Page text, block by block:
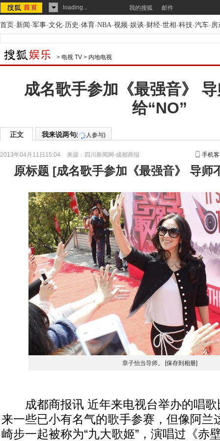
loading... 我的搜狐 邮件
首页-新闻-军事-文化-历史-体育-NBA-视频-娱谈-财经-世相-科技-汽车-房
> 电视 TV > 内地电视
成名歌手参加《最强音》
给“NO”
正文 我来说两句( 人参与)
2013年04月11日15:04 来源： 四川新闻网-成都商报 手机
原标题 [成名歌手参加《最强音》 导师
章子怡当导师。 [保存到相册]
成都商报讯 近年来电视台举办的唱歌
来一些已小有名气的歌手参赛，但像阿兰
崎步一起被称为“九大歌姬”，演唱过《赤